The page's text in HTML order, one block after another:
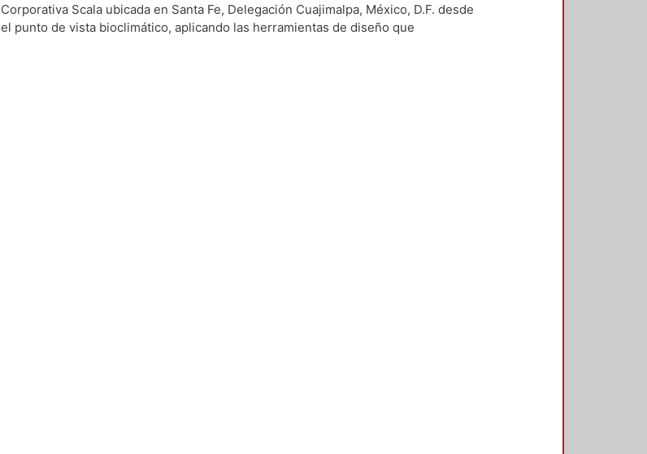
Corporativa Scala ubicada en Santa Fe, Delegación Cuajimalpa, México, D.F. desde
el punto de vista bioclimático, aplicando las herramientas de diseño que